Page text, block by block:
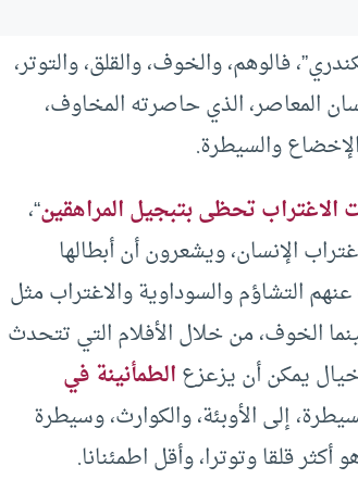
فالوهم، والخوف، والقلق، والتوتر،
المعاصر، الذي حاصرته المخاوف،
والسيطرة.
تحظى بتبجيل المراهقين“،
الإنسان، ويشعرون أن أبطالها
التشاؤم والسوداوية والاغتراب مثل
الخوف، من خلال الأفلام التي تتحدث
خيال يمكن أن يزعزعالطمأنينة في
إلى الأوبئة، والكوارث، وسيطرة
قلقا وتوترا، وأقل اطمئنانا.